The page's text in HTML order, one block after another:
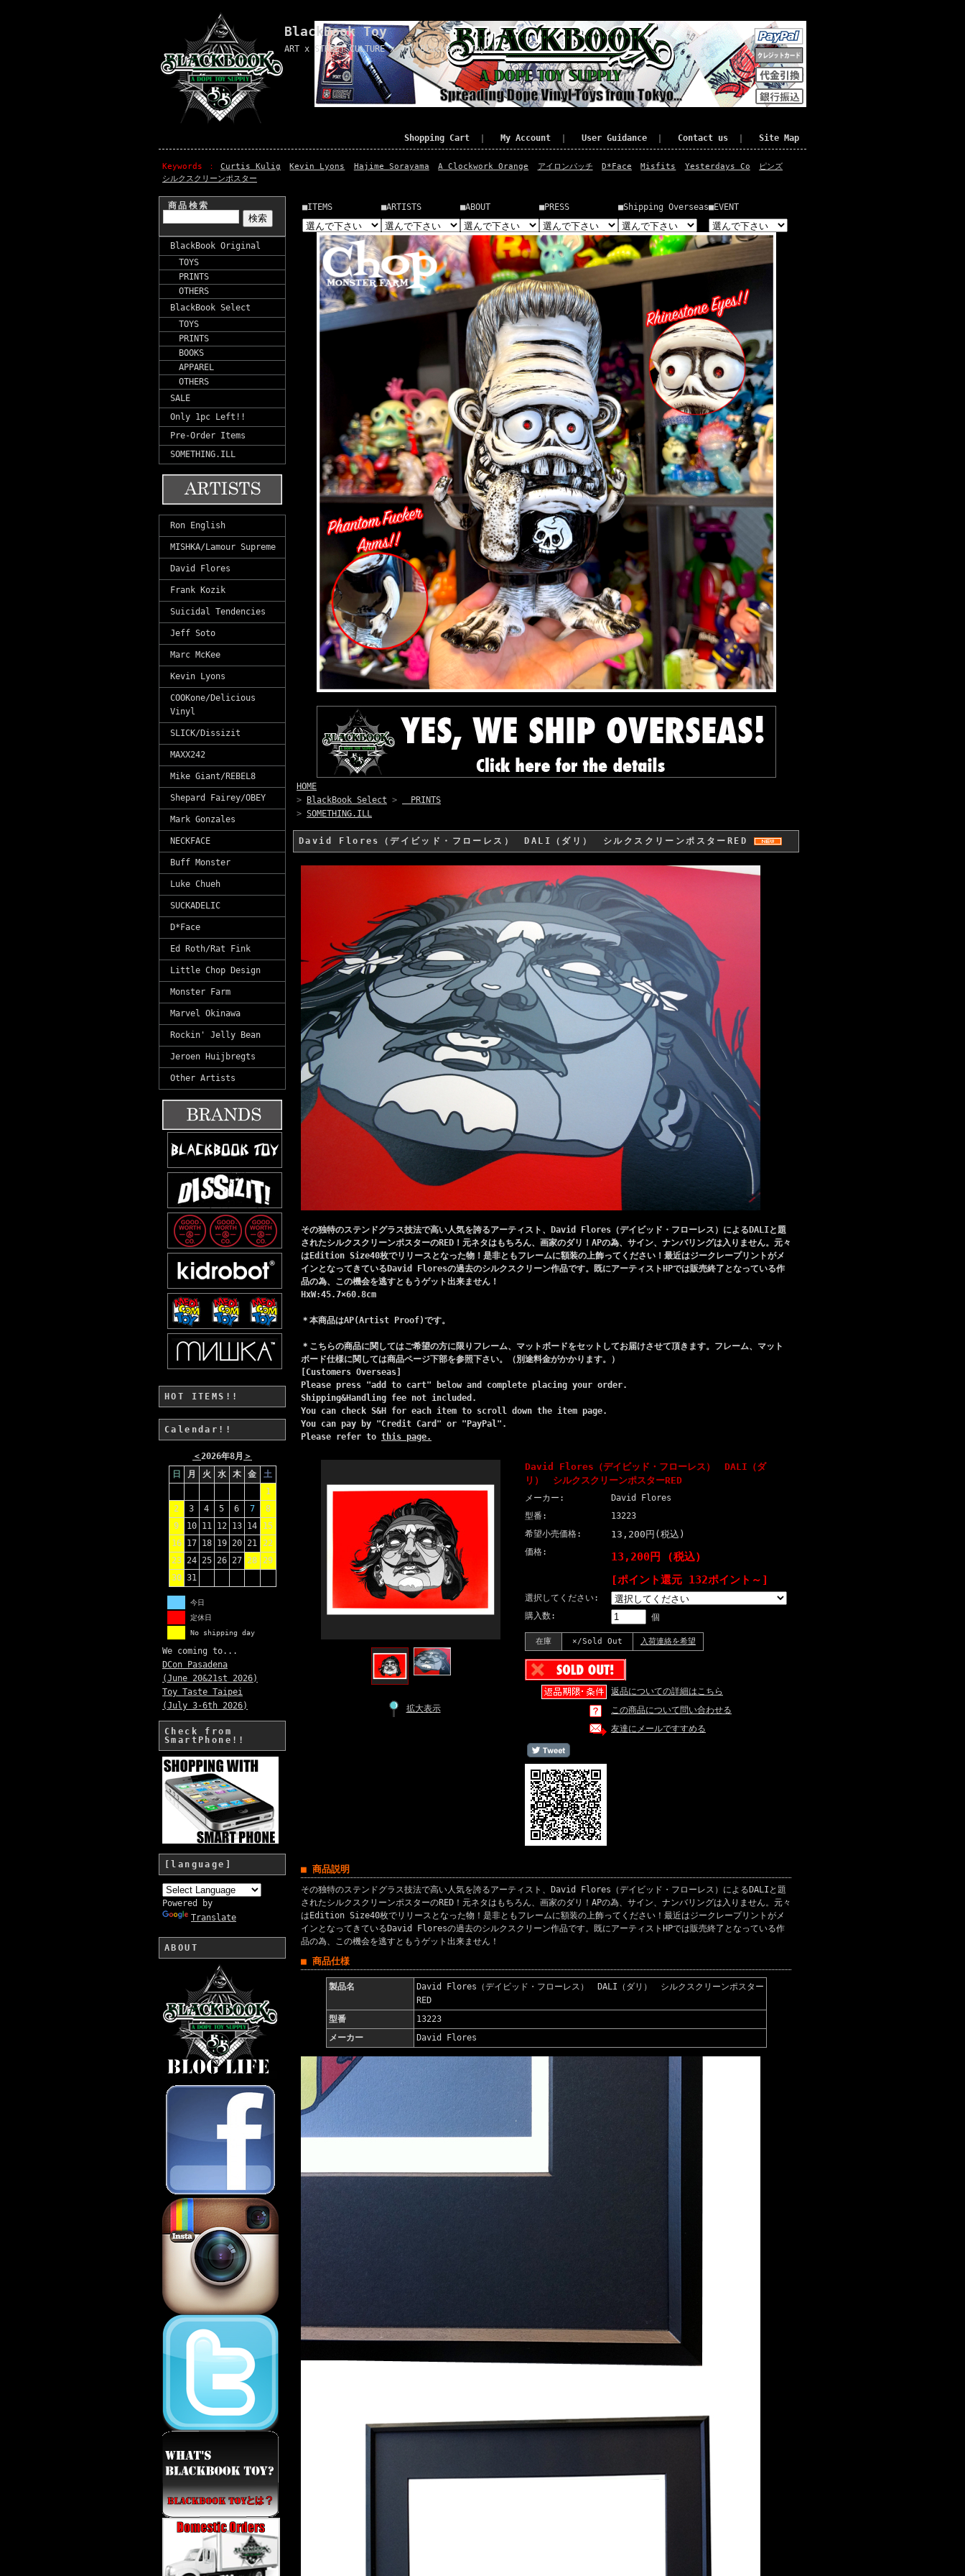
BlackBook Toy
ART x STREET CULTURE x TOY=BlackBook Toy!!
Shopping Cart My Account User Guidance Contact us Site Map
Keywords Curtis Kulig Kevin Lyons Hajime Sorayama A Clockwork Orange アイロンパッチ D*Face Misfits Yesterdays Co
ピンズ
シルクスクリーンポスター
商品検索
BlackBook Original
TOYS
PRINTS
OTHERS
BlackBook Select
TOYS
PRINTS
BOOKS
APPAREL
OTHERS
SALE
Only 1pc Left!!
Pre-Order Items
SOMETHING.ILL
Ron English
MISHKA/Lamour Supreme
David Flores
Frank Kozik
Suicidal Tendencies
Jeff Soto
Marc McKee
Kevin Lyons
COOKone/Delicious
Vinyl
SLICK/Dissizit
MAXX242
Mike Giant/REBEL8
Shepard Fairey/OBEY
Mark Gonzales
NECKFACE
Buff Monster
Luke Chueh
SUCKADELIC
D*Face
Ed Roth/Rat Fink
Little Chop Design
Monster Farm
Marvel Okinawa
Rockin' Jelly Bean
Jeroen Huijbregts
Other Artists
HOT ITEMS!!
Calendar!!
＜2026年8月 ＞
日
月 火 水 木 金
土
1
2
3 4 5 6 7
8
9
10 11 12 13 14
15
16
17 18 19 20 21 22
23 24 25 26 27 28 29
30 31
今日
定休日
No shipping day
We coming to...
DCon Pasadena
(June 20&21st 2026)
Toy Taste Taipei
(July 3-6th 2026)
Check from
SmartPhone!!
[language]
Powered by
Translate
ABOUT
■ITEMS ■ARTISTS ■ABOUT ■PRESS ■Shipping Overseas■EVENT
HOME
>
BlackBook Select >
PRINTS
> SOMETHING.ILL
David Flores（デイビッド・フローレス） DALI（ダリ） シルクスクリーンポスターRED
その独特のステンドグラス技法で高い人気を誇るアーティスト、David Flores（デイビッド・フローレス）によるDALIと題
されたシルクスクリーンポスターのRED！元ネタはもちろん、画家のダリ！APの為、サイン、ナンバリングは入りません。元々
はEdition Size40枚でリリースとなった物！是非ともフレームに額装の上飾ってください！最近はジークレープリントがメ
インとなってきているDavid Floresの過去のシルクスクリーン作品です。既にアーティストHPでは販売終了となっている作
品の為、この機会を逃すともうゲット出来ません！
HxW:45.7×60.8cm
＊本商品はAP(Artist Proof)です。
＊こちらの商品に関してはご希望の方に限りフレーム、マットボードをセットしてお届けさせて頂きます。フレーム、マット
ボード仕様に関しては商品ページ下部を参照下さい。（別途料金がかかります。）
[Customers Overseas]
Please press "add to cart" below and complete placing your order.
Shipping&Handling fee not included.
You can check S&H for each item to scroll down the item page.
You can pay by "Credit Card" or "PayPal".
Please refer to this page.
拡大表示
David Flores（デイビッド・フローレス） DALI（ダ
リ） シルクスクリーンポスターRED
メーカー:
David Flores
型番:
13223
希望小売価格:
13,200円(税込)
価格:
13,200円 (税込)
[ポイント還元 132ポイント～]
選択してください:
購入数:
個
在庫 ×/Sold Out 入荷連絡を希望
返品についての詳細はこちら
この商品について問い合わせる
友達にメールですすめる
■ 商品説明
その独特のステンドグラス技法で高い人気を誇るアーティスト、David Flores（デイビッド・フローレス）によるDALIと題
されたシルクスクリーンポスターのRED！元ネタはもちろん、画家のダリ！APの為、サイン、ナンバリングは入りません。元々
はEdition Size40枚でリリースとなった物！是非ともフレームに額装の上飾ってください！最近はジークレープリントがメ
インとなってきているDavid Floresの過去のシルクスクリーン作品です。既にアーティストHPでは販売終了となっている作
品の為、この機会を逃すともうゲット出来ません！
■ 商品仕様
製品名
David Flores（デイビッド・フローレス） DALI（ダリ） シルクスクリーンポスター
RED
型番
13223
メーカー
David Flores